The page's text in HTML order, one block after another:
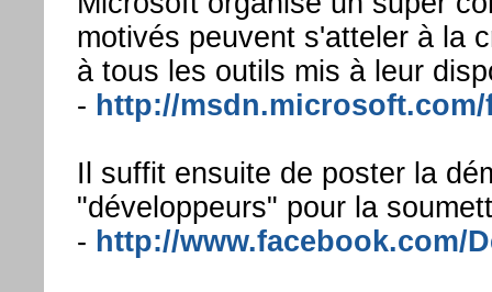
motivés peuvent s'atteler à la
à tous les outils mis à leur
- http://
Il suffit ensuite de poster la
"développeurs" pour la
- http://www.facebook.com/